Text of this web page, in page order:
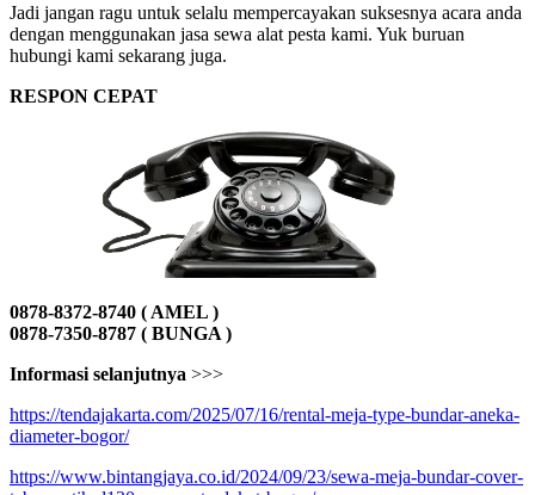
Jadi jangan ragu untuk selalu mempercayakan suksesnya acara anda
dengan menggunakan jasa sewa alat pesta kami. Yuk buruan
hubungi kami sekarang juga.
RESPON CEPAT
0878-8372-8740 ( AMEL )
0878-7350-8787 ( BUNGA )
Informasi selanjutnya >>>
https://tendajakarta.com/2025/07/16/rental-meja-type-bundar-aneka-
diameter-bogor/
https://www.bintangjaya.co.id/2024/09/23/sewa-meja-bundar-cover-